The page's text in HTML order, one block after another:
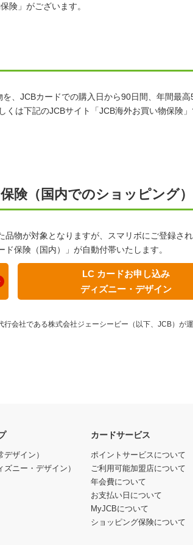
険」がございます。
、JCBカードでの購入日から90日間、年間最
は下記のJCBサイト「JCB海外お買い物保険」
険（国内でのショッピング）
物が対象となりますが、スマリボにご登録さ
保険（国内）」が自動付帯いたします。
LC カードお申し込み
ディズニー・デザイン
会社である株式会社ジェーシービー（以下、JCB）が
デザイン）
ズニー・デザイン）
カードサービス
ポイントサービスについて
ご利用可能加盟店について
年会費について
お支払い日について
MyJCBについて
ショッピング保険について